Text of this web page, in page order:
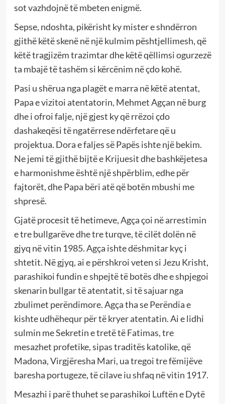
sot vazhdojnë të mbeten enigmë.
Sepse, ndoshta, pikërisht ky mister e shndërron
gjithë këtë skenë në një kulmim pështjellimesh, që
këtë tragjizëm trazimtar dhe këtë qëllimsi ogurzezë
ta mbajë të tashëm si kërcënim në çdo kohë.
Pasi u shërua nga plagët e marra në këtë atentat,
Papa e vizitoi atentatorin, Mehmet Agçan në burg
dhe i ofroi falje, një gjest ky që rrëzoi çdo
dashakeqësi të ngatërrese ndërfetare që u
projektua. Dora e faljes së Papës ishte një bekim.
Ne jemi të gjithë bijtë e Krijuesit dhe bashkëjetesa
e harmonishme është një shpërblim, edhe për
fajtorët, dhe Papa bëri atë që botën mbushi me
shpresë.
Gjatë procesit të hetimeve, Agça çoi në arrestimin
e tre bullgarëve dhe tre turqve, të cilët dolën në
gjyq në vitin 1985. Agça ishte dëshmitar kyç i
shtetit. Në gjyq, ai e përshkroi veten si Jezu Krisht,
parashikoi fundin e shpejtë të botës dhe e shpjegoi
skenarin bullgar të atentatit, si të sajuar nga
zbulimet perëndimore. Agça tha se Perëndia e
kishte udhëhequr për të kryer atentatin. Ai e lidhi
sulmin me Sekretin e tretë të Fatimas, tre
mesazhet profetike, sipas traditës katolike, që
Madona, Virgjëresha Mari, ua tregoi tre fëmijëve
baresha portugeze, të cilave iu shfaq në vitin 1917.
Mesazhi i parë thuhet se parashikoi Luftën e Dytë